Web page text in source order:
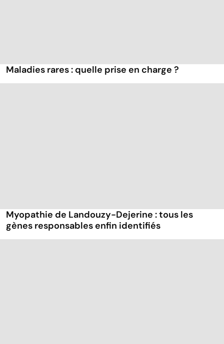
Maladies rares : quelle prise en charge ?
Myopathie de Landouzy-Dejerine : tous les
gènes responsables enfin identifiés